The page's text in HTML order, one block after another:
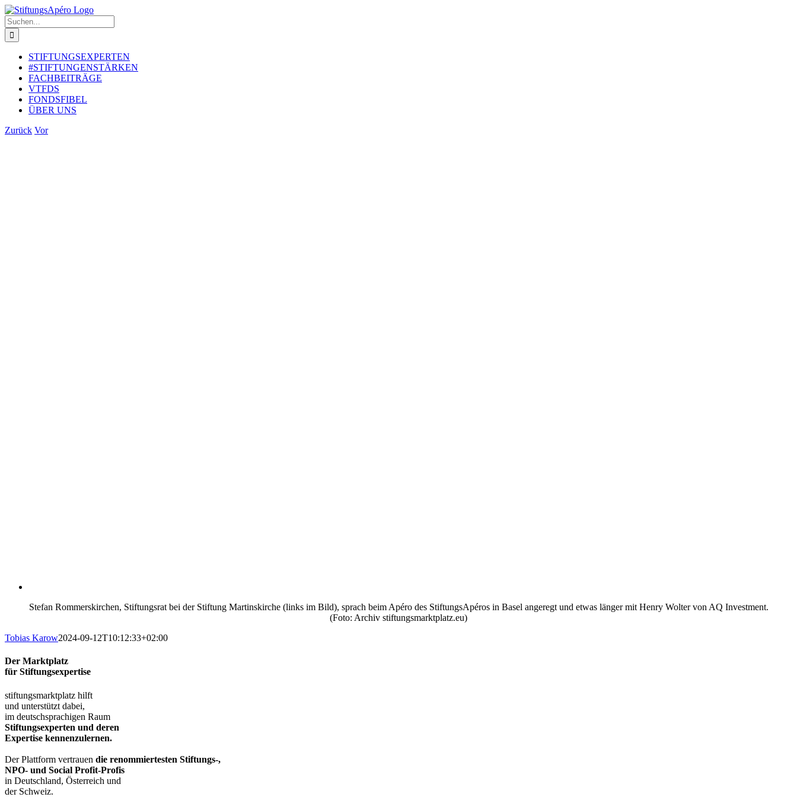
Zum
Inhalt
springen
Suche
nach:
STIFTUNGSEXPERTEN
#STIFTUNGENSTÄRKEN
FACHBEITRÄGE
VTFDS
FONDSFIBEL
ÜBER UNS
Zurück Vor
Stefan Rommerskirchen, Stiftungsrat bei der Stiftung Martinskirche (links im Bild), sprach beim Apéro des StiftungsApéros in Basel angeregt und etwas länger mit Henry Wolter von AQ Investment.
(Foto: Archiv stiftungsmarktplatz.eu)
Tobias Karow2024-09-12T10:12:33+02:00
Der Marktplatz
für Stiftungsexpertise
stiftungsmarktplatz hilft
und unterstützt dabei,
im deutschsprachigen Raum
Stiftungsexperten und deren
Expertise kennenzulernen.
Der Plattform vertrauen die renommiertesten Stiftungs-,
NPO- und Social Profit-Profis
in Deutschland, Österreich und
der Schweiz.